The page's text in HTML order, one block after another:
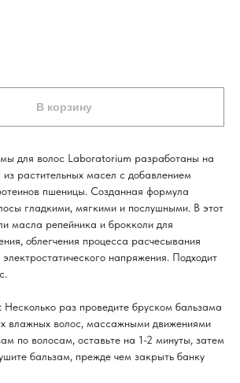
В корзину
для волос Laboratorium разработаны на
из растительных масел с добавлением
пшеницы. Созданная формула
гладкими, мягкими и послушными. В этот
масла репейника и брокколи для
облегчения процесса расчесывания
напряжения. Подходит
раз проведите бруском бальзама
влажных волос, массажными движениями
по волосам, оставьте на 1-2 минуты, затем
бальзам, прежде чем закрыть банку